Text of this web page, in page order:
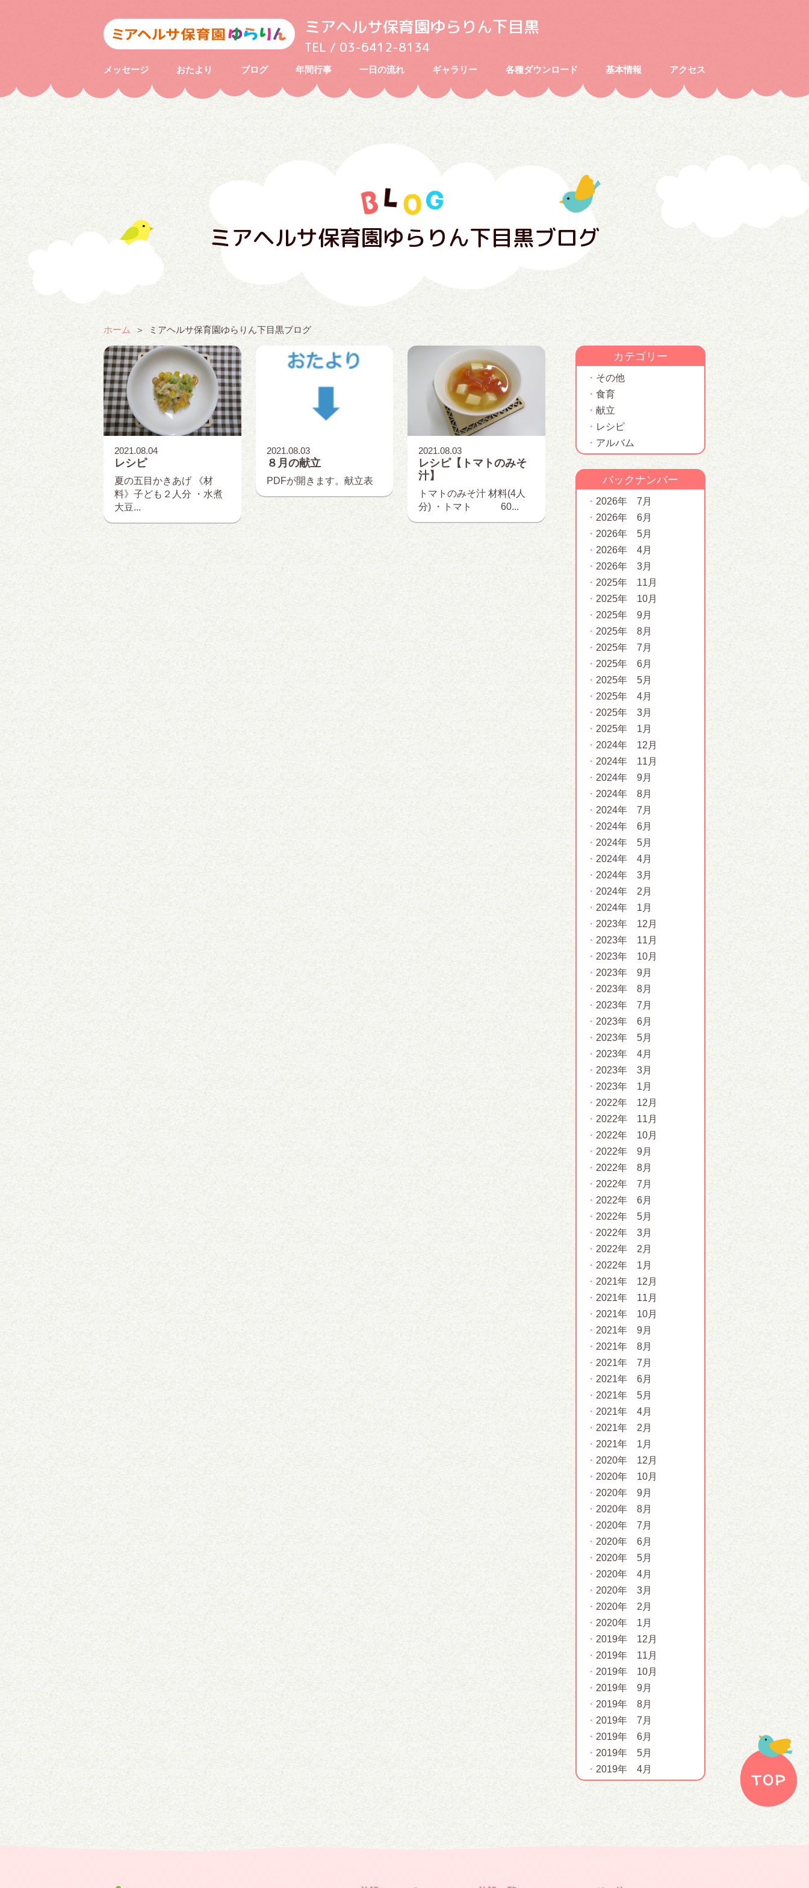
ミアヘルサ保育園ゆらりん下目黒
TEL / 03-6412-8134
メッセージ おたより ブログ 年間行事 一日の流れ ギャラリー 各種ダウンロード 基本情報 アクセス
ミアヘルサ保育園ゆらりん下目黒ブログ
ホーム ミアヘルサ保育園ゆらりん下目黒ブログ
2021.08.04
レシピ
夏の五目かきあげ 《材
料》子ども２人分 ・水煮
大豆...
2021.08.03
８月の献立
PDFが開きます。献立表
2021.08.03
レシピ【トマトのみそ
汁】
トマトのみそ汁 材料(4人
分) ・トマト 60...
カテゴリー
その他
食育
献立
レシピ
アルバム
バックナンバー
2026年 7月
2026年 6月
2026年 5月
2026年 4月
2026年 3月
2025年 11月
2025年 10月
2025年 9月
2025年 8月
2025年 7月
2025年 6月
2025年 5月
2025年 4月
2025年 3月
2025年 1月
2024年 12月
2024年 11月
2024年 9月
2024年 8月
2024年 7月
2024年 6月
2024年 5月
2024年 4月
2024年 3月
2024年 2月
2024年 1月
2023年 12月
2023年 11月
2023年 10月
2023年 9月
2023年 8月
2023年 7月
2023年 6月
2023年 5月
2023年 4月
2023年 3月
2023年 1月
2022年 12月
2022年 11月
2022年 10月
2022年 9月
2022年 8月
2022年 7月
2022年 6月
2022年 5月
2022年 3月
2022年 2月
2022年 1月
2021年 12月
2021年 11月
2021年 10月
2021年 9月
2021年 8月
2021年 7月
2021年 6月
2021年 5月
2021年 4月
2021年 2月
2021年 1月
2020年 12月
2020年 10月
2020年 9月
2020年 8月
2020年 7月
2020年 6月
2020年 5月
2020年 4月
2020年 3月
2020年 2月
2020年 1月
2019年 12月
2019年 11月
2019年 10月
2019年 9月
2019年 8月
2019年 7月
2019年 6月
2019年 5月
2019年 4月